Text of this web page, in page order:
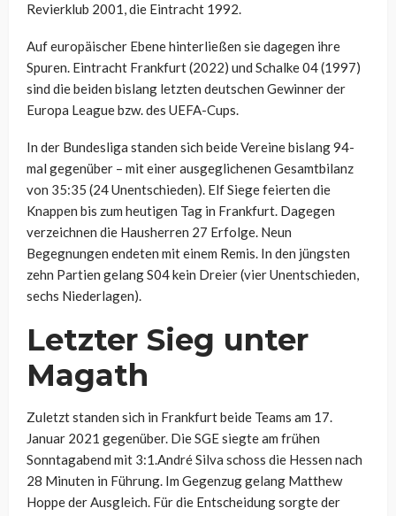
Revierklub 2001, die Eintracht 1992.
Auf europäischer Ebene hinterließen sie dagegen ihre
Spuren. Eintracht Frankfurt (2022) und Schalke 04 (1997)
sind die beiden bislang letzten deutschen Gewinner der
Europa League bzw. des UEFA-Cups.
In der Bundesliga standen sich beide Vereine bislang 94-
mal gegenüber – mit einer ausgeglichenen Gesamtbilanz
von 35:35 (24 Unentschieden). Elf Siege feierten die
Knappen bis zum heutigen Tag in Frankfurt. Dagegen
verzeichnen die Hausherren 27 Erfolge. Neun
Begegnungen endeten mit einem Remis. In den jüngsten
zehn Partien gelang S04 kein Dreier (vier Unentschieden,
sechs Niederlagen).
Letzter Sieg unter
Magath
Zuletzt standen sich in Frankfurt beide Teams am 17.
Januar 2021 gegenüber. Die SGE siegte am frühen
Sonntagabend mit 3:1.André Silva schoss die Hessen nach
28 Minuten in Führung. Im Gegenzug gelang Matthew
Hoppe der Ausgleich. Für die Entscheidung sorgte der